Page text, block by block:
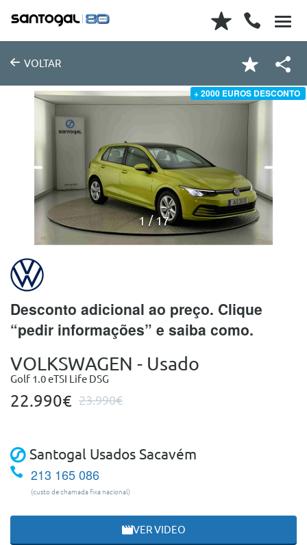
VOLTAR
+ 2000 EUROS DESCONTO
1 17
Desconto adicional ao preço. Clique
“pedir informações” e saiba como.
VOLKSWAGEN - Usado
Golf 1.0 eTSI Life DSG
22.990€ 23.990€
Santogal Usados Sacavém
213 165 086
(custo de chamada fixa nacional)
VER VIDEO